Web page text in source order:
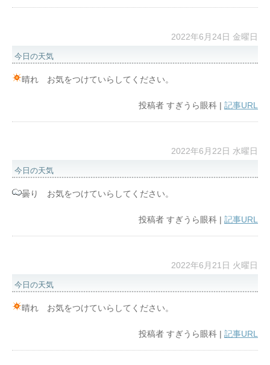
2022年6月24日 金曜日
今日の天気
晴れ お気をつけていらしてください。
投稿者 すぎうら眼科 | 記事URL
2022年6月22日 水曜日
今日の天気
曇り お気をつけていらしてください。
投稿者 すぎうら眼科 | 記事URL
2022年6月21日 火曜日
今日の天気
晴れ お気をつけていらしてください。
投稿者 すぎうら眼科 | 記事URL